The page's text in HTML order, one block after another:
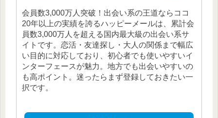
会員数3,000万人突破！出会い系の王道ならココ
20年以上の実績を誇るハッピーメールは、累計会
員数3,000万人を超える国内最大級の出会い系サ
イトです。恋活・友達探し・大人の関係まで幅広
い目的に対応しており、初心者でも使いやすいイ
ンターフェースが魅力。地方でも出会いやすいの
も高ポイント。迷ったらまず登録しておきたい一
択です。